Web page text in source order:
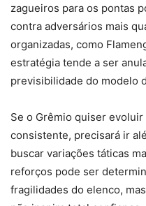
zagueiros para os pontas
contra adversários mais
organizadas, como
estratégia tende a ser
previsibilidade do modelo
Se o Grêmio quiser
consistente, precisará ir
buscar variações táticas
reforços pode ser
fragilidades do elenco,